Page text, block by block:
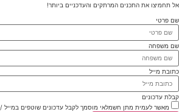
אל תחמיצו את התכנים המרתקים והעדכניים ביותר!
שם פרטי
שם משפחה
כתובת מייל
קבלת עדכונים
מאשר לעמית מתן חשמלאי מוסמך לקבל עדכונים שוטפים במייל / SMS